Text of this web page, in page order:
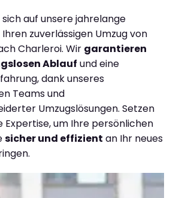
sich auf unsere jahrelange
zuverlässigen Umzug von
Charleroi. Wir garantieren
Ablauf und eine
dank unseres
Teams und
Umzugslösungen. Setzen
Expertise, um Ihre persönlichen
sicher und effizient an Ihr neues